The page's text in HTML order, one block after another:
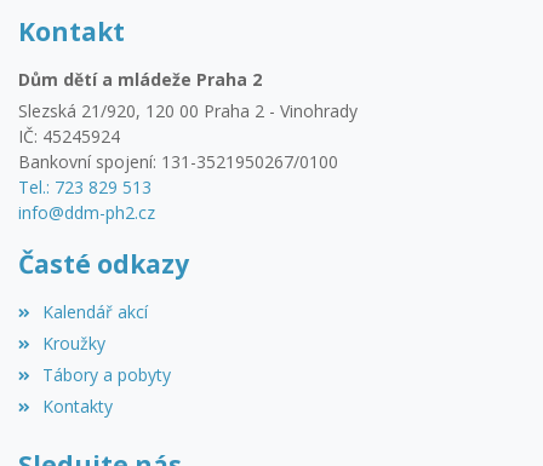
Kontakt
Dům dětí a mládeže Praha 2
Slezská 21/920, 120 00 Praha 2 - Vinohrady
IČ: 45245924
Bankovní spojení: 131-3521950267/0100
Tel.: 723 829 513
info@ddm-ph2.cz
Časté odkazy
Kalendář akcí
Kroužky
Tábory a pobyty
Kontakty